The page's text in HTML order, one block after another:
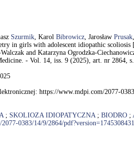
Szurmik, Karol Bibrowicz, Jarosław Prusak
in girls with adolescent idiopathic
and Katarzyna Ogrodzka-
- Vol. 14, iss. 9 (2025), art. nr 2864,
https://www.mdpi.com/2077-
; SKOLIOZA IDIOPATYCZNA; BIODRO ;
0383/14/9/2864/pdf?version=1745308431